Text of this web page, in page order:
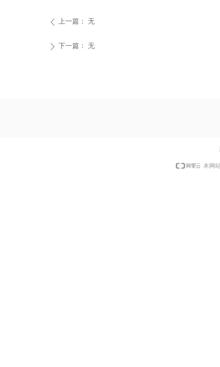
ꄴ 上一篇： 无
ꄲ 下一篇： 无
本网